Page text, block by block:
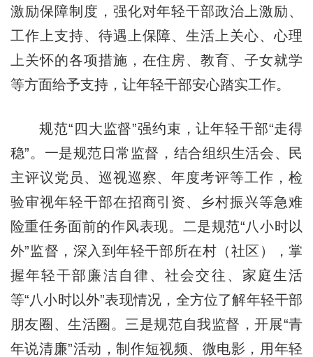
激励保障制度，强化对年轻干部政治上激励、
工作上支持、待遇上保障、生活上关心、心理
上关怀的各项措施，在住房、教育、子女就学
等方面给予支持，让年轻干部安心踏实工作。
规范“四大监督”强约束，让年轻干部“走得
稳”。一是规范日常监督，结合组织生活会、民
主评议党员、巡视巡察、年度考评等工作，检
验审视年轻干部在招商引资、乡村振兴等急难
险重任务面前的作风表现。二是规范“八小时以
外”监督，深入到年轻干部所在村（社区），掌
握年轻干部廉洁自律、社会交往、家庭生活
等“八小时以外”表现情况，全方位了解年轻干部
朋友圈、生活圈。三是规范自我监督，开展“青
年说清廉”活动，制作短视频、微电影，用年轻